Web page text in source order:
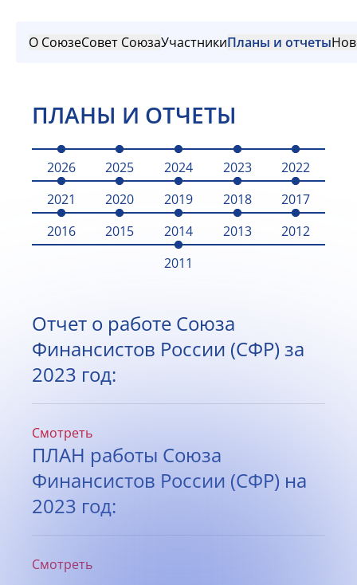
О СоюзеСовет СоюзаУчастникиПланы и отчеты
ПЛАНЫ И ОТЧЕТЫ
2026 2025 2024 2023
2022
2021
2020 2019 2018
2017
2016
2015 2014 2013
2012
2011
Отчет о работе Союза
Финансистов России (СФР) за
2023 год:
Смотреть
ПЛАН работы Союза
Финансистов России (СФР) на
2023 год:
Смотреть